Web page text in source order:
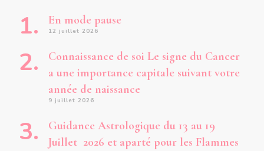
En mode pause
12 juillet 2026
Connaissance de soi Le signe du Cancer
a une importance capitale suivant votre
année de naissance
9 juillet 2026
Guidance Astrologique du 13 au 19
Juillet 2026 et aparté pour les Flammes